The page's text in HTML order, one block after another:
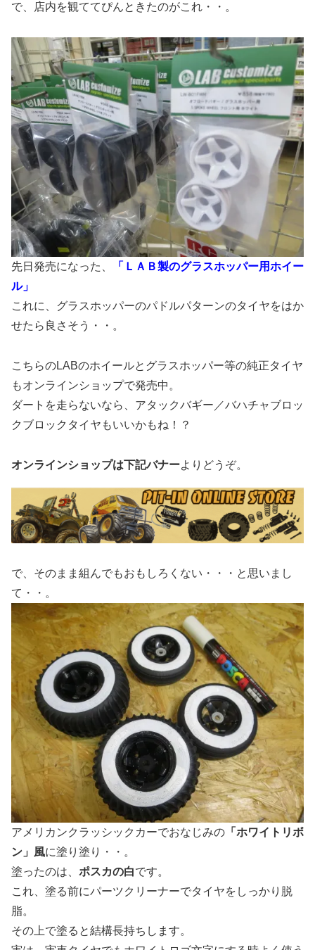
で、店内を観ててぴんときたのがこれ・・。
先日発売になった、
「ＬＡＢ製のグラスホッパー用ホイー
ル」
これに、グラスホッパーのパドルパターンのタイヤをはか
せたら良さそう・・。
こちらのLABのホイールとグラスホッパー等の純正タイヤ
もオンラインショップで発売中。
ダートを走らないなら、アタックバギー／バハチャブロッ
クブロックタイヤもいいかもね！？
オンラインショップは下記バナーよりどうぞ。
で、そのまま組んでもおもしろくない・・・と思いまし
て・・。
アメリカンクラッシックカーでおなじみの 「ホワイトリボ
ン」風に塗り塗り・・。
塗ったのは、 ポスカの白です。
これ、塗る前にパーツクリーナーでタイヤをしっかり脱
脂。
その上で塗ると結構長持ちします。